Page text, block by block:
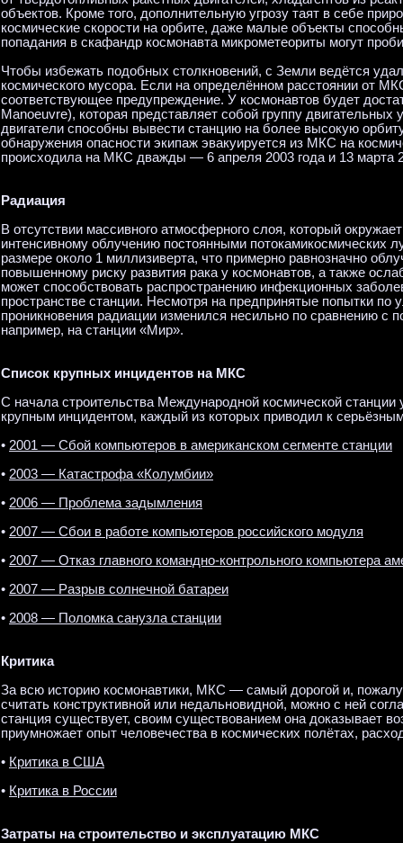
объектов. Кроме того, дополнительную угрозу таят в себе
космические скорости на орбите, даже малые объекты
попадания в скафандр космонавта микрометеориты могут
Чтобы избежать подобных столкновений, с Земли ведётся
космического мусора. Если на определённом расстоянии от
соответствующее предупреждение. У космонавтов будет
Manoeuvre), которая представляет собой группу
двигатели способны вывести станцию на более высокую
обнаружения опасности экипаж эвакуируется из МКС на
происходила на МКС дважды — 6 апреля 2003 года и 13 марта
Радиация
В отсутствии массивного атмосферного слоя, который
интенсивному облучению постоянными потокамикосмических
размере около 1 миллизиверта, что примерно равнозначно
повышенному риску развития рака у космонавтов, а также
может способствовать распространению инфекционных
пространстве станции. Несмотря на предпринятые попытки
проникновения радиации изменился несильно по сравнению
например, на станции «Мир».
Список крупных инцидентов на МКС
С начала строительства Международной космической
крупным инцидентом, каждый из которых приводил к
• 2001 — Сбой компьютеров в американском сегменте станции
• 2003 — Катастрофа «Колумбии»
• 2006 — Проблема задымления
• 2007 — Сбои в работе компьютеров российского модуля
• 2007 — Отказ главного командно-контрольного компьютера
• 2007 — Разрыв солнечной батареи
• 2008 — Поломка санузла станции
Критика
За всю историю космонавтики, МКС — самый дорогой и,
считать конструктивной или недальновидной, можно с ней
станция существует, своим существованием она доказывает
приумножает опыт человечества в космических полётах,
• Критика в США
• Критика в России
Затраты на строительство и эксплуатацию МКС